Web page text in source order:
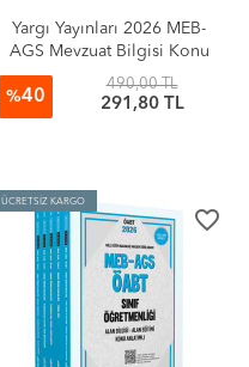
Yargı Yayınları 2026 MEB-
AGS Mevzuat Bilgisi Konu
Anlatımı (Tufan Genç)
%40
490,00 TL
291,80 TL
ÜCRETSİZ KARGO
favorite_border